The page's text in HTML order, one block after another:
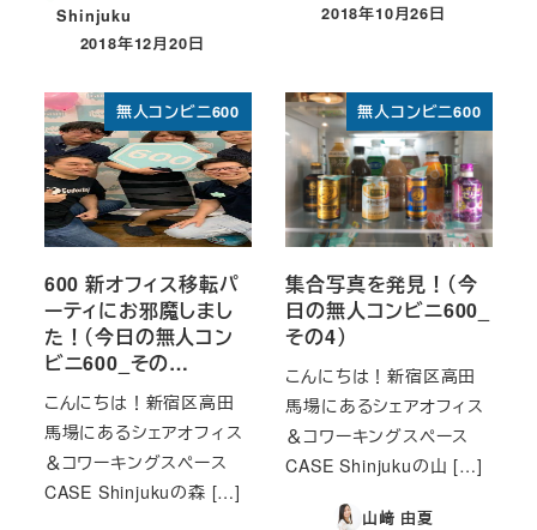
Shinjuku
投稿日
2018年12月20日
投稿日
2018年10月26日
無人コンビニ600
600 新オフィス移転パ
ーティにお邪魔しまし
た！（今日の無人コン
ビニ600_その…
こんにちは！新宿区高田
馬場にあるシェアオフィス
＆コワーキングスペース
CASE Shinjukuの森 […]
無人コンビニ600
集合写真を発見！（今
日の無人コンビニ600_
その4）
こんにちは！新宿区高田
馬場にあるシェアオフィス
＆コワーキングスペース
CASE Shinjukuの山 […]
山﨑 由夏